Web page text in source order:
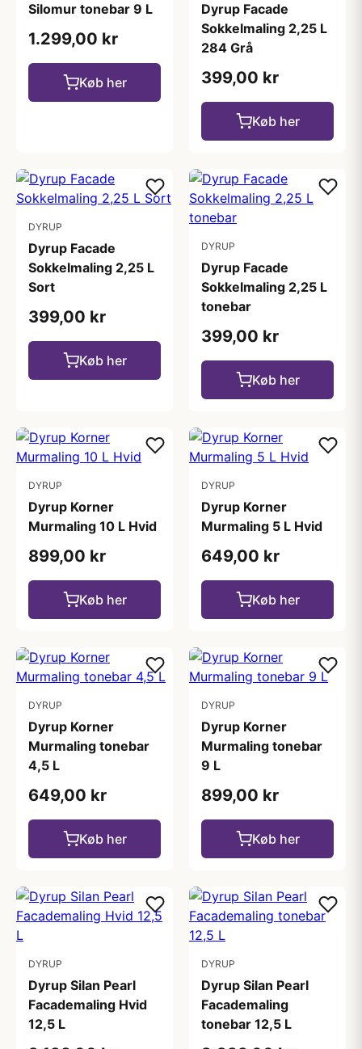
Silomur tonebar 9 L
1.299,00 kr
Køb her
Dyrup Facade
Sokkelmaling 2,25 L
284 Grå
399,00 kr
Køb her
DYRUP
Dyrup Facade
Sokkelmaling 2,25 L
Sort
399,00 kr
Køb her
DYRUP
Dyrup Facade
Sokkelmaling 2,25 L
tonebar
399,00 kr
Køb her
DYRUP
Dyrup Korner
Murmaling 10 L Hvid
899,00 kr
Køb her
DYRUP
Dyrup Korner
Murmaling 5 L Hvid
649,00 kr
Køb her
DYRUP
Dyrup Korner
Murmaling tonebar
4,5 L
649,00 kr
Køb her
DYRUP
Dyrup Korner
Murmaling tonebar
9 L
899,00 kr
Køb her
DYRUP
Dyrup Silan Pearl
Facademaling Hvid
12,5 L
DYRUP
Dyrup Silan Pearl
Facademaling
tonebar 12,5 L